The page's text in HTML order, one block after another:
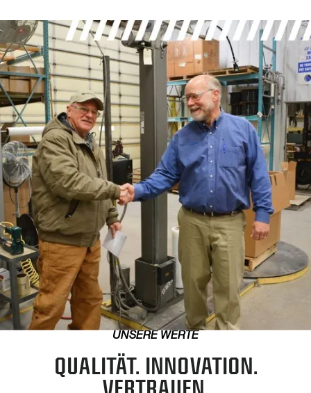
UNSERE WERTE
QUALITÄT. INNOVATION.